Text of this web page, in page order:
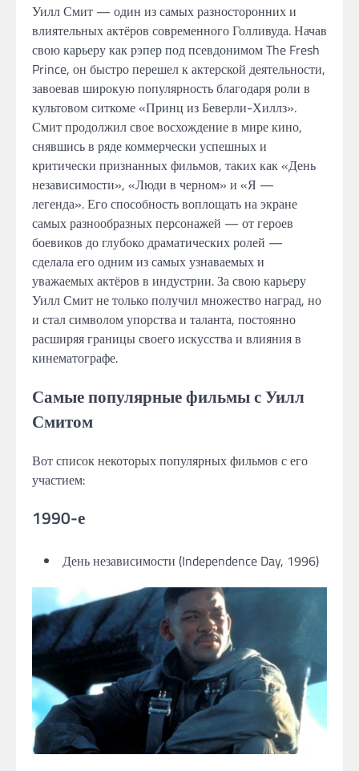
Уилл Смит — один из самых разносторонних и
влиятельных актёров современного Голливуда. Начав
свою карьеру как рэпер под псевдонимом The Fresh
Prince, он быстро перешел к актерской деятельности,
завоевав широкую популярность благодаря роли в
культовом ситкоме «Принц из Беверли-Хиллз».
Смит продолжил свое восхождение в мире кино,
снявшись в ряде коммерчески успешных и
критически признанных фильмов, таких как «День
независимости», «Люди в черном» и «Я —
легенда». Его способность воплощать на экране
самых разнообразных персонажей — от героев
боевиков до глубоко драматических ролей —
сделала его одним из самых узнаваемых и
уважаемых актёров в индустрии. За свою карьеру
Уилл Смит не только получил множество наград, но
и стал символом упорства и таланта, постоянно
расширяя границы своего искусства и влияния в
кинематографе.
Самые популярные фильмы с Уилл
Смитом
Вот список некоторых популярных фильмов с его
участием:
1990-е
День независимости (Independence Day, 1996)